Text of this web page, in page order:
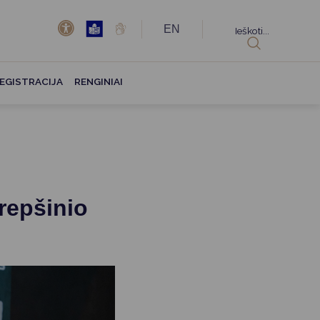
EN
RENGINIAI